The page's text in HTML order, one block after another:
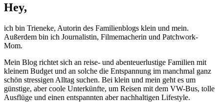
Hey,
ich bin Trieneke, Autorin des Familienblogs klein und mein.
Außerdem bin ich Journalistin, Filmemacherin und Patchwork-
Mom.
Mein Blog richtet sich an reise- und abenteuerlustige Familien mit
kleinem Budget und an solche die Entspannung im manchmal ganz
schön stressigen Alltag suchen. Bei klein und mein geht es um
günstige, aber coole Unterkünfte, um Reisen mit dem VW-Bus, tolle
Ausflüge und einen entspannten aber nachhaltigen Lifestyle.